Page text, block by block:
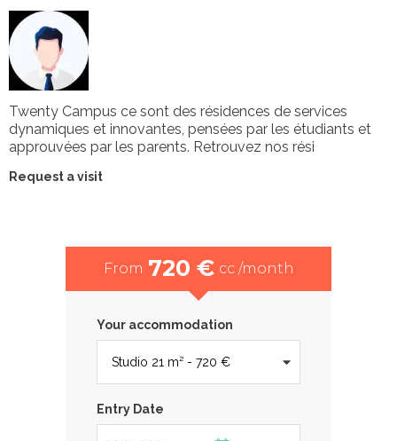
Twenty Campus ce sont des résidences de services
dynamiques et innovantes, pensées par les étudiants et
approuvées par les parents. Retrouvez nos rési
Request a visit
From 720 € cc /month
Your accommodation
Entry Date